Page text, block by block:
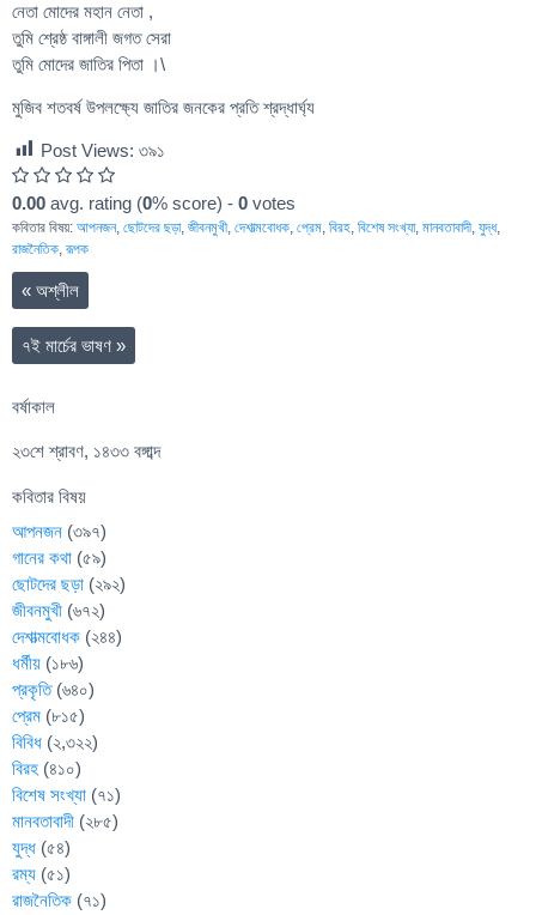
নেতা মোদের মহান নেতা ,
তুমি শ্রেষ্ঠ বাঙ্গালী জগত সেরা
তুমি মোদের জাতির পিতা ।\
মুজিব শতবর্ষ উপলক্ষ্যে জাতির জনকের প্রতি শ্রদ্ধার্ঘ্য
Post Views: ৩৯১
0.00 avg. rating (0% score) - 0 votes
কবিতার বিষয়: আপনজন, ছোটদের ছড়া, জীবনমুখী দেশাত্মবোধক প্রেম বিরহ বিশেষ সংখ্যা, মানবতাবাদী যুদ্ধ,
রাজনৈতিক ,রূপক
« অশ্লীল
৭ই মার্চের ভাষণ »
বর্ষাকাল
২৩শে শ্রাবণ, ১৪৩৩ বঙ্গাব্দ
কবিতার বিষয়
আপনজন (৩৯৭)
গানের কথা (৫৯)
ছোটদের ছড়া (২৯২)
জীবনমুখী (৬৭২)
দেশাত্মবোধক (২৪৪)
ধর্মীয় (১৮৬)
প্রকৃতি(৬৪০)
প্রেম (৮১৫)
বিবিধ (২,৩২২)
বিরহ (৪১০)
বিশেষ সংখ্যা (৭১)
মানবতাবাদী (২৮৫)
যুদ্ধ (৫৪)
রম্য (৫১)
রাজনৈতিক (৭১)